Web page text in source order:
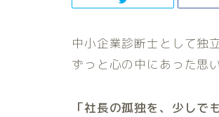
中小企業診断士として独
ずっと心の中にあった思
「社長の孤独を、少しで